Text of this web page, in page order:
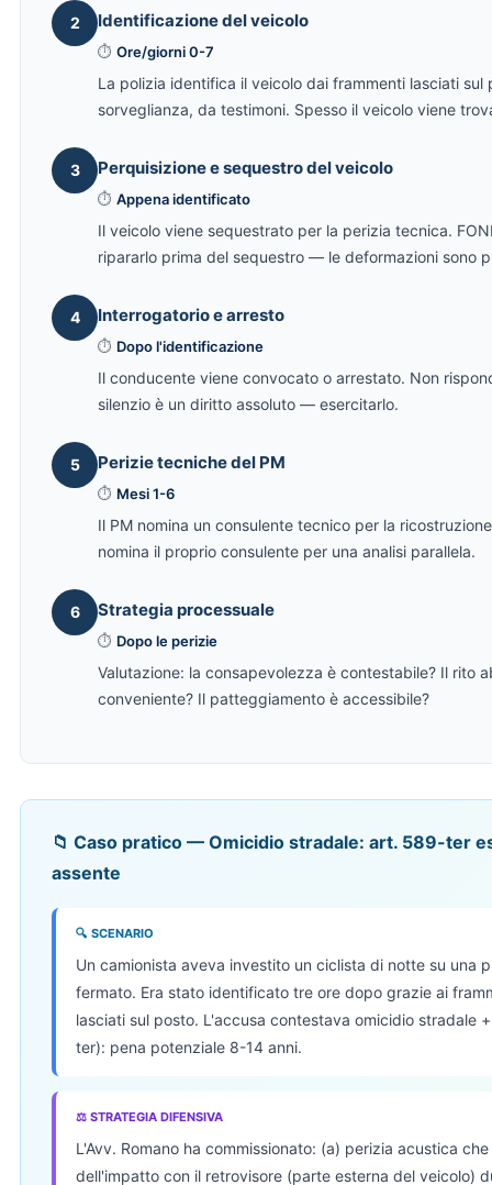
2 Identificazione del veicolo
⏱ Ore/giorni 0-7
La polizia identifica il veicolo dai frammenti lasciati sul
sorveglianza, da testimoni. Spesso il veicolo viene
3 Perquisizione e sequestro del veicolo
⏱ Appena identificato
Il veicolo viene sequestrato per la perizia tecnica.
ripararlo prima del sequestro — le deformazioni sono
4 Interrogatorio e arresto
⏱ Dopo l'identificazione
Il conducente viene convocato o arrestato. Non
silenzio è un diritto assoluto — esercitarlo.
5 Perizie tecniche del PM
⏱ Mesi 1-6
Il PM nomina un consulente tecnico per la
nomina il proprio consulente per una analisi parallela.
6 Strategia processuale
⏱ Dopo le perizie
Valutazione: la consapevolezza è contestabile? Il rito
conveniente? Il patteggiamento è accessibile?
📁 Caso pratico — Omicidio stradale: art. 589-ter
assente
🔍 SCENARIO
Un camionista aveva investito un ciclista di notte su una
fermato. Era stato identificato tre ore dopo grazie ai
lasciati sul posto. L'accusa contestava omicidio stradale
ter): pena potenziale 8-14 anni.
⚖ STRATEGIA DIFENSIVA
L'Avv. Romano ha commissionato: (a) perizia acustica
dell'impatto con il retrovisore (parte esterna del veicolo)